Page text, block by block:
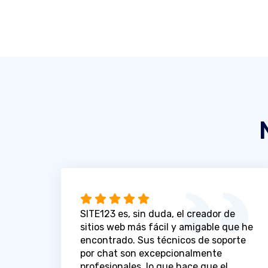
SITE123 es, sin duda, el creador de
sitios web más fácil y amigable que he
encontrado. Sus técnicos de soporte
por chat son excepcionalmente